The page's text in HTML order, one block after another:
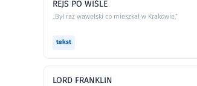
REJS PO WIŚLE
„Był raz wawelski co mieszkał w Krakowie,”
tekst
LORD FRANKLIN